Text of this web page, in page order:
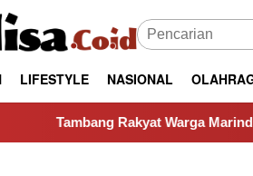
LIFESTYLE NASIONAL
Rakyat Warga Marinding Dibakar